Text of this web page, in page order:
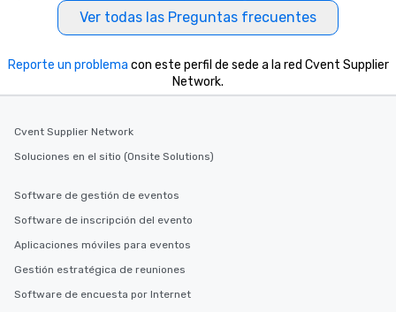
Ver todas las Preguntas frecuentes
Reporte un problema con este perfil de sede a la red Cvent Supplier
Network.
Cvent Supplier Network
Soluciones en el sitio (Onsite Solutions)
Software de gestión de eventos
Software de inscripción del evento
Aplicaciones móviles para eventos
Gestión estratégica de reuniones
Software de encuesta por Internet